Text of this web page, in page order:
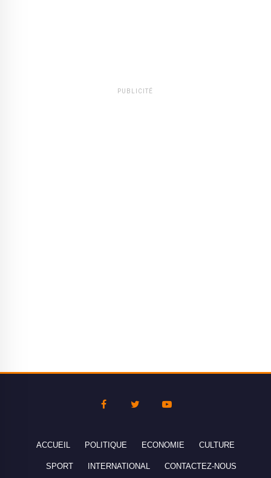
PUBLICITÉ
ACCUEIL POLITIQUE ECONOMIE CULTURE
SPORT INTERNATIONAL CONTACTEZ-NOUS